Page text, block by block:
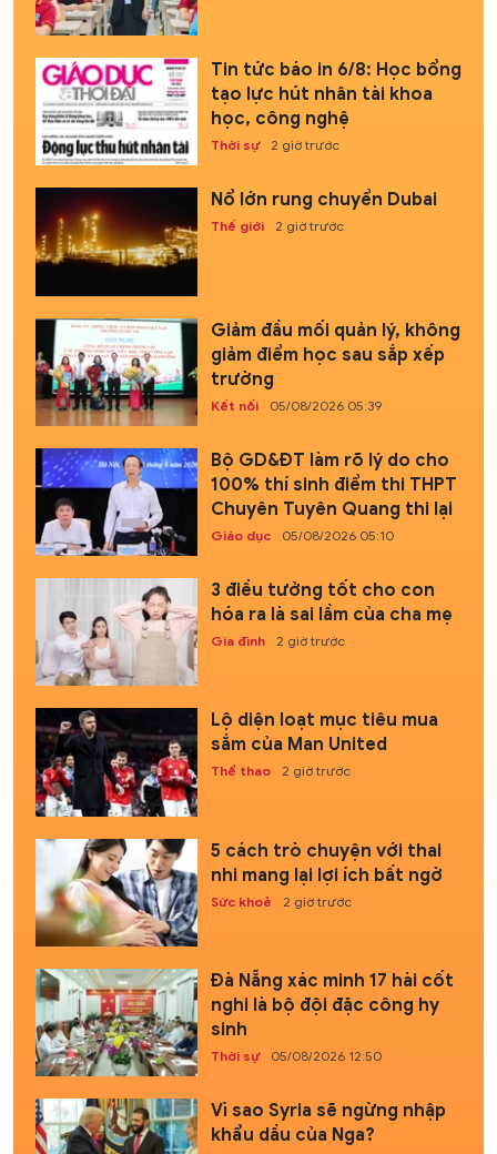
Tin tức báo in 6/8: Học bổng
tạo lực hút nhân tài khoa
học, công nghệ
Thời sự 2 giờ trước
Nổ lớn rung chuyển Dubai
Thế giới 2 giờ trước
Giảm đầu mối quản lý, không
giảm điểm học sau sắp xếp
trường
Kết nối 05/08/2026 05:39
Bộ GD&ĐT làm rõ lý do cho
100% thí sinh điểm thi THPT
Chuyên Tuyên Quang thi lại
Giáo dục 05/08/2026 05:10
3 điều tưởng tốt cho con
hóa ra là sai lầm của cha mẹ
Gia đình 2 giờ trước
Lộ diện loạt mục tiêu mua
sắm của Man United
Thể thao 2 giờ trước
5 cách trò chuyện với thai
nhi mang lại lợi ích bất ngờ
Sức khoẻ 2 giờ trước
Đà Nẵng xác minh 17 hài cốt
nghi là bộ đội đặc công hy
sinh
Thời sự 05/08/2026 12:50
Vì sao Syria sẽ ngừng nhập
khẩu dầu của Nga?